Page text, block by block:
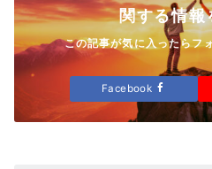
関する情報
この記事が気に入ったらフ
Facebook